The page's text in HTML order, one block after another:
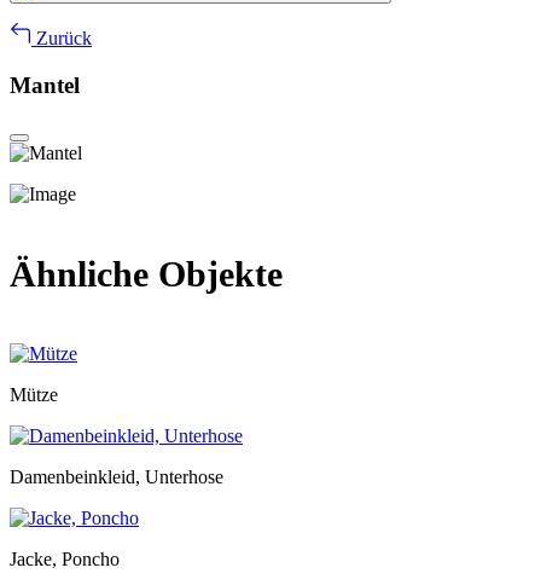
Zurück
Mantel
Ähnliche Objekte
Mütze
Damenbeinkleid, Unterhose
Jacke, Poncho